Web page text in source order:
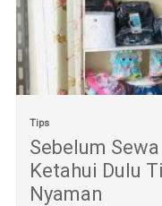
Tips
Sebelum
Ketahui Dulu
Nyaman